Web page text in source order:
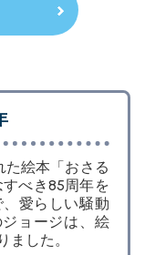
た絵本「おさる
べき85周年を
愛らしい騒動
ョージは、絵
ました。